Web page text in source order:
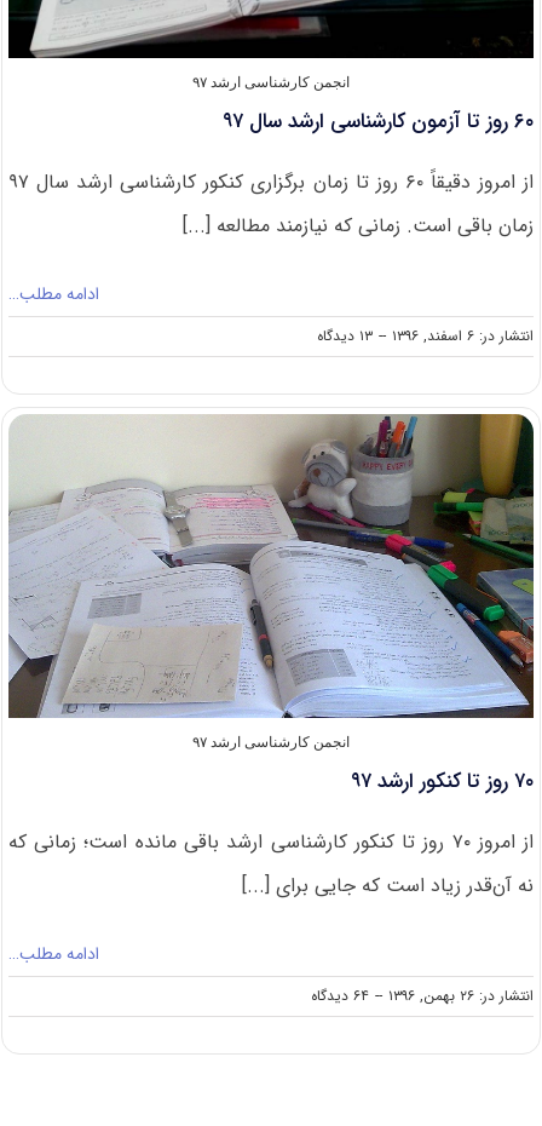
انجمن کارشناسی ارشد ۹۷
۶۰ روز تا آزمون کارشناسی ارشد سال ۹۷
از امروز دقیقاً ۶۰ روز تا زمان برگزاری کنکور کارشناسی ارشد سال ۹۷
زمان باقی است. زمانی که نیازمند مطالعه [...]
ادامه مطلب…
انتشار در: ۶ اسفند, ۱۳۹۶ -- ۱۳ دیدگاه
on
۶۰
تا
کارشناسی
ارشد
سال
۹۷
انجمن کارشناسی ارشد ۹۷
۷۰ روز تا کنکور ارشد ۹۷
از امروز ۷۰ روز تا کنکور کارشناسی ارشد باقی مانده است؛ زمانی که
نه آن‌قدر زیاد است که جایی برای [...]
ادامه مطلب…
انتشار در: ۲۶ بهمن, ۱۳۹۶ -- ۶۴ دیدگاه
on
۷۰